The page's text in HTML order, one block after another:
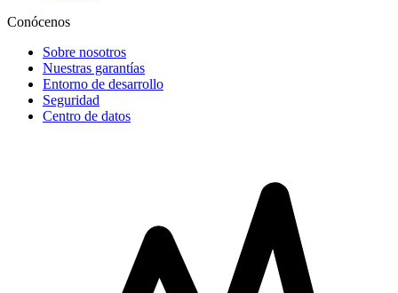
Conócenos
Sobre nosotros
Nuestras garantías
Entorno de desarrollo
Seguridad
Centro de datos